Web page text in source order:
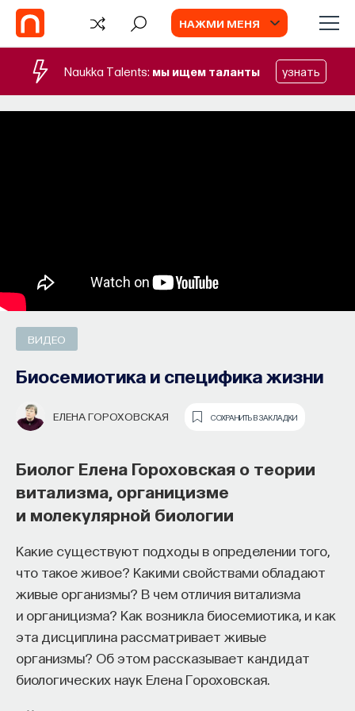
НАЖМИ МЕНЯ
Naukka Talents: мы ищем таланты узнать
ВИДЕО
Биосемиотика и специфика жизни
ЕЛЕНА ГОРОХОВСКАЯ СОХРАНИТЬ В ЗАКЛАДКИ
Биолог Елена Гороховская о теории
витализма, органицизме
и молекулярной биологии
Какие существуют подходы в определении того,
что такое живое? Какими свойствами обладают
живые организмы? В чем отличия витализма
и органицизма? Как возникла биосемиотика, и как
эта дисциплина рассматривает живые
организмы? Об этом рассказывает кандидат
биологических наук Елена Гороховская.
БЛОГ
Основатель ПостНауки Ивар
Максутов запускает сервис, который
поможет найти свою нишу
в глобальных deep tech и биотех
компаниях
В 2012 годуИвар Максутов создал проект
ПостНаука, который дал голос учёным и навсегда